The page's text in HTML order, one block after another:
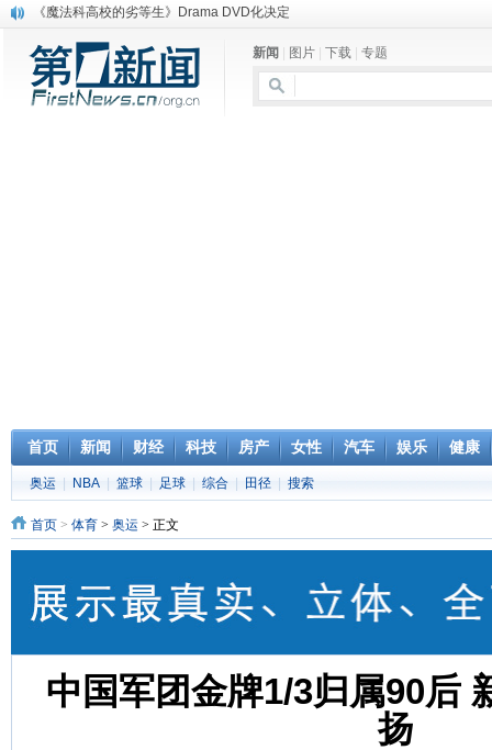
电信运营商“血战”校园
保健品也能吃出一身病? 康宝莱员工自揭多项家丑
煤价"跳水"电企利润"蹦高" 电煤联动亟待完善
苹果公司自建太阳能电厂为数据中心供电
新闻 图片 下载 专题
首页 新闻 财经 科技 房产 女性 汽车 娱乐 健康
奥运 NBA 篮球 足球 综合 田径 搜索
首页 > 体育 > 奥运 > 正文
中国军团金牌1/3归属90后
扬